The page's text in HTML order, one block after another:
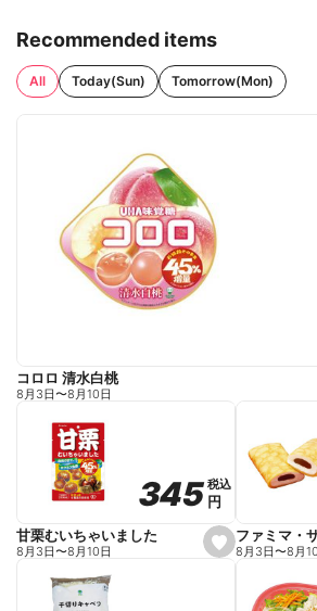
Recommended items
All Today(Sun) Tomorrow(Mon)
コロロ 清水白桃
8月3日〜8月10日
s
e
345
345税込
税込
円
円
甘栗むいちゃいました
8月3日〜8月10日 8月3日〜8月